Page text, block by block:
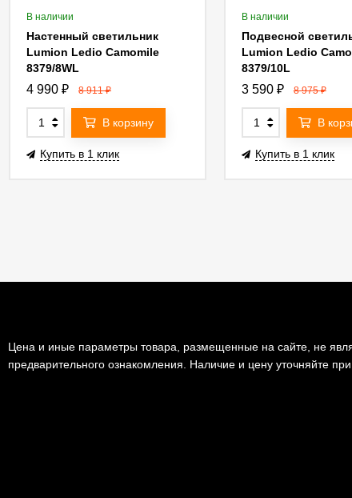
В наличии
Настенный светильник
Lumion Ledio Camomile
8379/8WL
4 990 ₽ 8 911₽
В корзину
Купить в 1 клик
В наличии
Подвесной
Lumion Ledio
8379/10L
3 590 ₽ 8 975₽
В
Купить в 1 клик
Цена и иные параметры товара, размещенные на сайте, не
предварительного ознакомления. Наличие и цену уточняйте при